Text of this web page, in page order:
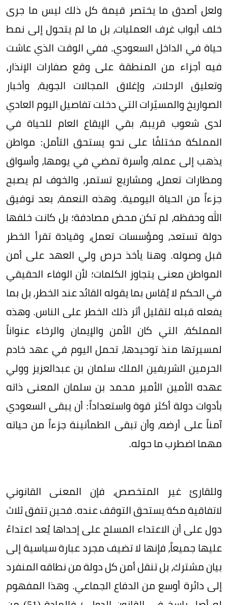
ولعل أصدق ما يختصر قيمة كل ذلك ليس ما جرى
خلف أبواب غرف العمليات، بل ما لم يتحول إلى نمط
حياة في الداخل السعودي. ففي الوقت الذي عاشت
فيه أجزاء من المنطقة على وقع صفارات الإنذار،
وتعليق الرحلات، وإغلاق المجالات الجوية، وأخبار
الصواريخ والمسيّرات التي دخلت تفاصيل اليوم العادي
لدى شعوب قريبة، بقي الإيقاع العام للحياة في
المملكة مختلفًا على نحو يستحق التأمل: مواطن
يذهب إلى عمله، وأسرة تمضي في يومها، وأسواق
ومطارات تعمل، ومشاريع تستمر، والخوف لم يصبح
جزءاً من الحياة اليومية. وهذه النعمة، بعد توفيق
الله وحفظه، لم تكن محض مصادفة؛ بل كانت خلفها
دولة تستعد، ومؤسسات تعمل، وقيادة تقرأ الخطر
قبل وصوله. وهنا يأخذ حرص ولي العهد على أمن
المواطن معنى يتجاوز الكلمات؛ لأن الوفاء الحقيقي
في الحكم لا يُقاس بما يقوله القائد عند الخطر، بل بما
يفعله قبله لتقليل أثر ذلك الخطر على الناس. وهذه
المملكة، التي كان الأمن والإيمان والرخاء عنواناً
لمسيرتها منذ توحيدها، تحمل اليوم في عهد خادم
الحرمين الشريفين الملك سلمان بن عبدالعزيز وولي
عهده الأمين الأمير محمد بن سلمان المعنى ذاته
بأدوات دولة أكثر قوة واستعداداً: أن يبقى السعودي
آمناً على أرضه، وأن تبقى الطمأنينة جزءاً من حياته
مهما اضطرب ما حوله.
وللقارئ غير المتخصص، فإن المعنى القانوني
لاتفاقية مكة يستحق التوقف عنده. فحين تتفق ثلاث
دول على أن الاعتداء المسلح على إحداها يُعد اعتداءً
عليها جميعاً، فإنها لا تضيف مجرد عبارة سياسية إلى
بيان مشترك، بل تنقل أمن كل دولة من نطاقه المنفرد
إلى دائرة أوسع من الدفاع الجماعي. وهذا المفهوم